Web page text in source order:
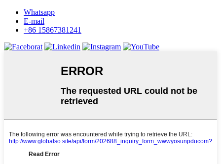
Whatsapp
E-mail
+86 15867381241